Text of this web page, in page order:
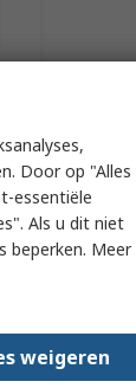
Door op "Alles
essentiële
Als u dit niet
beperken. Meer
weigeren